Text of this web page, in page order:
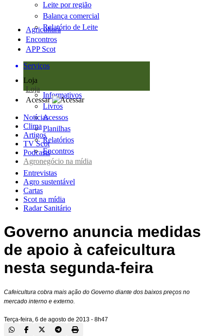
Leite por região
Balança comercial
Relatório de Leite
Agricultura
Encontros
APP Scot
Serviços
Loja
Loja
Informativos
Livros
Acessos
Planilhas
Relatórios
Encontros
Acessar
Notícias
Clima
Artigos
TV Scot
Podcasts
Agronegócio na mídia
Entrevistas
Agro sustentável
Cartas
Scot na mídia
Radar Sanitário
Governo anuncia medidas
de apoio à cafeicultura
nesta segunda-feira
Cafeicultura cobra mais ação do Governo diante dos baixos preços no
mercado interno e externo.
Terça-feira, 6 de agosto de 2013 - 8h47